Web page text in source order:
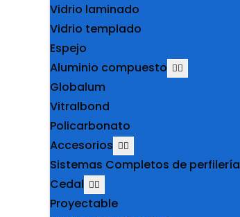
Vidrio laminado
Vidrio templado
Espejo
Aluminio compuesto
Globalum
Vitralbond
Policarbonato
Accesorios
Sistemas Completos de perfilería
Cedal
Proyectable